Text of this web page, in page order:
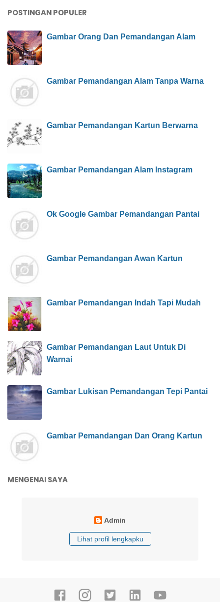
POSTINGAN POPULER
Gambar Orang Dan Pemandangan Alam
Gambar Pemandangan Alam Tanpa Warna
Gambar Pemandangan Kartun Berwarna
Gambar Pemandangan Alam Instagram
Ok Google Gambar Pemandangan Pantai
Gambar Pemandangan Awan Kartun
Gambar Pemandangan Indah Tapi Mudah
Gambar Pemandangan Laut Untuk Di
Warnai
Gambar Lukisan Pemandangan Tepi Pantai
Gambar Pemandangan Dan Orang Kartun
MENGENAI SAYA
Admin
Lihat profil lengkapku